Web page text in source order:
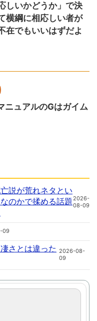
しいかどうか」で決
横綱に相応しい者が
在でもいいはずだよ
ニュアルのGはガイム
説が荒れネタとい
のかで揉める話題2026-
08-09
09
さとは違った 2026-08-
09